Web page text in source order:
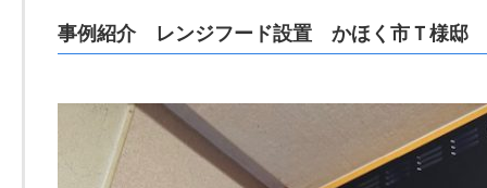
事例紹介 レンジフード設置 かほく市Ｔ様邸